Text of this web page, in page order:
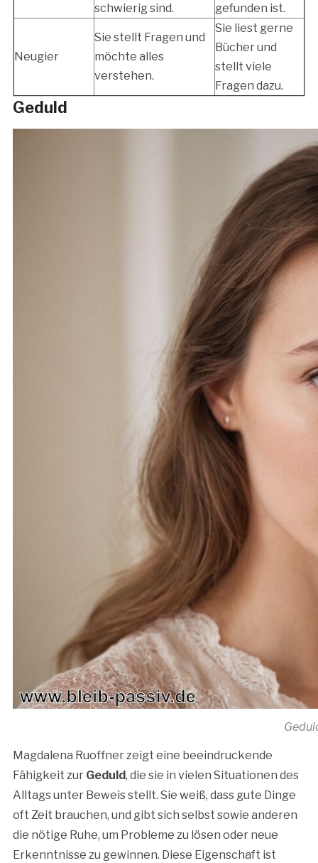
schwierig sind.
gefunden ist.
Neugier
Sie stellt Fragen und
möchte alles
verstehen.
Sie liest gerne
Bücher und
stellt viele
Fragen dazu.
Geduld
Magdalena Ruoffner zeigt eine beeindruckende
Fähigkeit zur Geduld, die sie in vielen Situationen des
Alltags unter Beweis stellt. Sie weiß, dass gute Dinge
oft Zeit brauchen, und gibt sich selbst sowie anderen
die nötige Ruhe, um Probleme zu lösen oder neue
Erkenntnisse zu gewinnen. Diese Eigenschaft ist